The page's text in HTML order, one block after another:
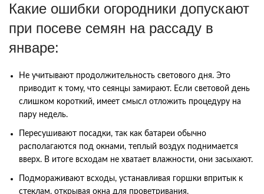
Какие ошибки огородники допускают
при посеве семян на рассаду в
январе:
Не учитывают продолжительность светового дня. Это
приводит к тому, что сеянцы замирают. Если световой день
слишком короткий, имеет смысл отложить процедуру на
пару недель.
Пересушивают посадки, так как батареи обычно
располагаются под окнами, теплый воздух поднимается
вверх. В итоге всходам не хватает влажности, они засыхают.
Подмораживают всходы, устанавливая горшки впритык к
стеклам, открывая окна для проветривания.